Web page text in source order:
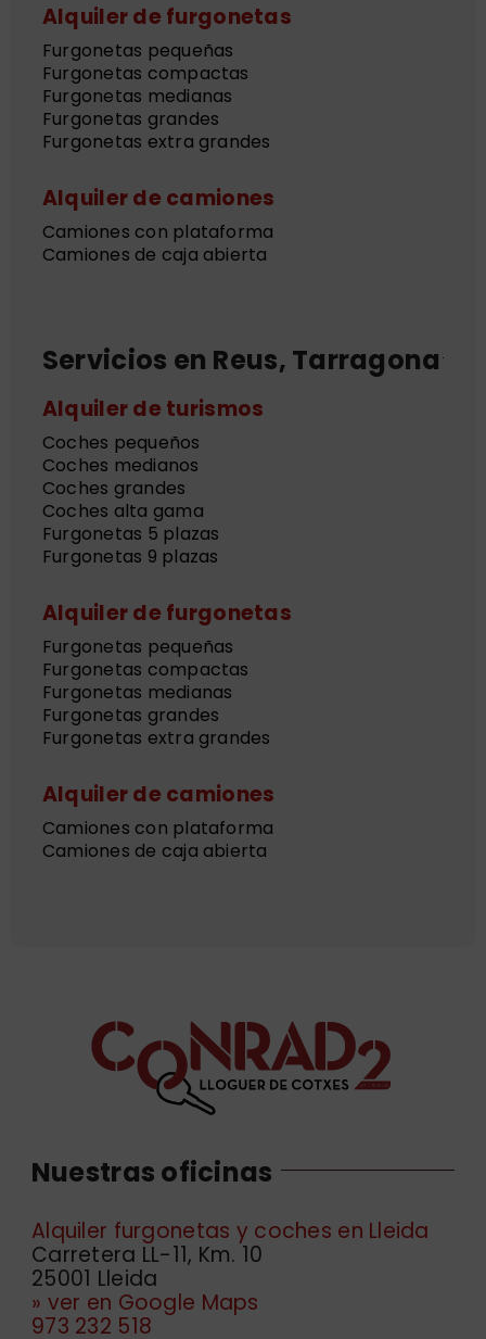
Alquiler de furgonetas
Furgonetas pequeñas
Furgonetas compactas
Furgonetas medianas
Furgonetas grandes
Furgonetas extra grandes
Alquiler de camiones
Camiones con plataforma
Camiones de caja abierta
Servicios en Reus, Tarragona
Alquiler de turismos
Coches pequeños
Coches medianos
Coches grandes
Coches alta gama
Furgonetas 5 plazas
Furgonetas 9 plazas
Alquiler de furgonetas
Furgonetas pequeñas
Furgonetas compactas
Furgonetas medianas
Furgonetas grandes
Furgonetas extra grandes
Alquiler de camiones
Camiones con plataforma
Camiones de caja abierta
Nuestras oficinas
Alquiler furgonetas y coches en Lleida
Carretera LL-11, Km. 10
25001 Lleida
» ver en Google Maps
973 232 518